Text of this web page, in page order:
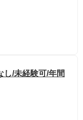
し/未経験可/年間